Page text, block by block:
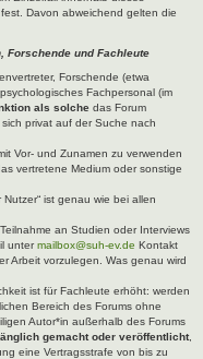
Davon abweichend gelten die
Forschende und Fachleute
Forschende (etwa
Fachpersonal (im
als solche das Forum
privat auf der Suche nach
Vor- und Zunamen zu verwenden
vertretene Medium oder sonstige
ist genau wie bei allen
an Studien oder Interviews
untermailbox@suh-ev.de Kontakt
Arbeit vorzulegen. Was genau wird
ist für Fachleute erhöht: werden
Bereich des Forums ohne
Autor*in außerhalb des Forums
gemacht oder veröffentlicht,
eine Vertragsstrafe von bis zu